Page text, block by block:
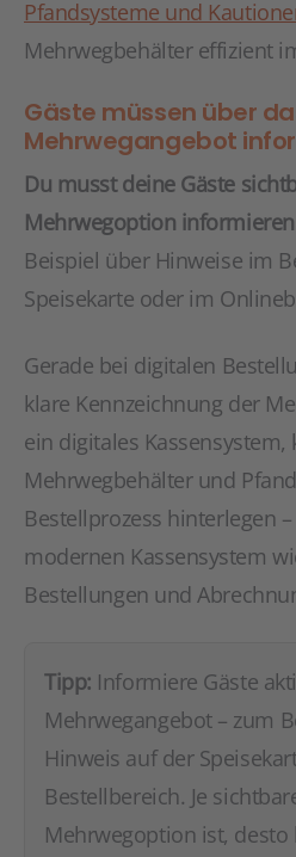
Pfandsysteme und
Mehrwegbehälter effizient
Gäste müssen über
Mehrwegangebot
Du musst deine Gäste
Mehrwegoption
Beispiel über Hinweise im
Speisekarte oder im
Gerade bei digitalen
klare Kennzeichnung der
ein digitales Kassensystem,
Mehrwegbehälter und
Bestellprozess hinterlegen
modernen Kassensystem
Bestellungen und
Tipp: Informiere Gäste
Mehrwegangebot – zum
Hinweis auf der
Bestellbereich. Je
Mehrwegoption ist,